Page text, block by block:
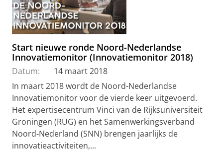
Start nieuwe ronde Noord-Nederlandse
Innovatiemonitor (Innovatiemonitor 2018)
Datum:
14 maart 2018
In maart 2018 wordt de Noord-Nederlandse
Innovatiemonitor voor de vierde keer uitgevoerd.
Het expertisecentrum Vinci van de Rijksuniversiteit
Groningen (RUG) en het Samenwerkingsverband
Noord-Nederland (SNN) brengen jaarlijks de
innovatieactiviteiten,...